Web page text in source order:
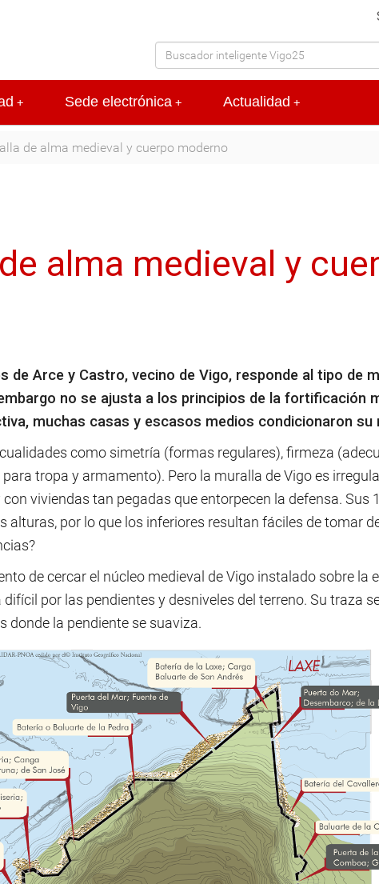
+ +
Sede electrónica +
Actualidad
de alma medieval y cuerpo moderno
alma medieval y
de Arce y Castro, vecino de Vigo, responde al tipo de
no se ajusta a los principios de la fortificación
muchas casas y escasos medios condicionaron su
como simetría (formas regulares), firmeza
tropa y armamento). Pero la muralla de Vigo es
viviendas tan pegadas que entorpecen la defensa. Sus
alturas, por lo que los inferiores resultan fáciles de tomar
de cercar el núcleo medieval de Vigo instalado sobre la
por las pendientes y desniveles del terreno. Su traza
donde la pendiente se suaviza.